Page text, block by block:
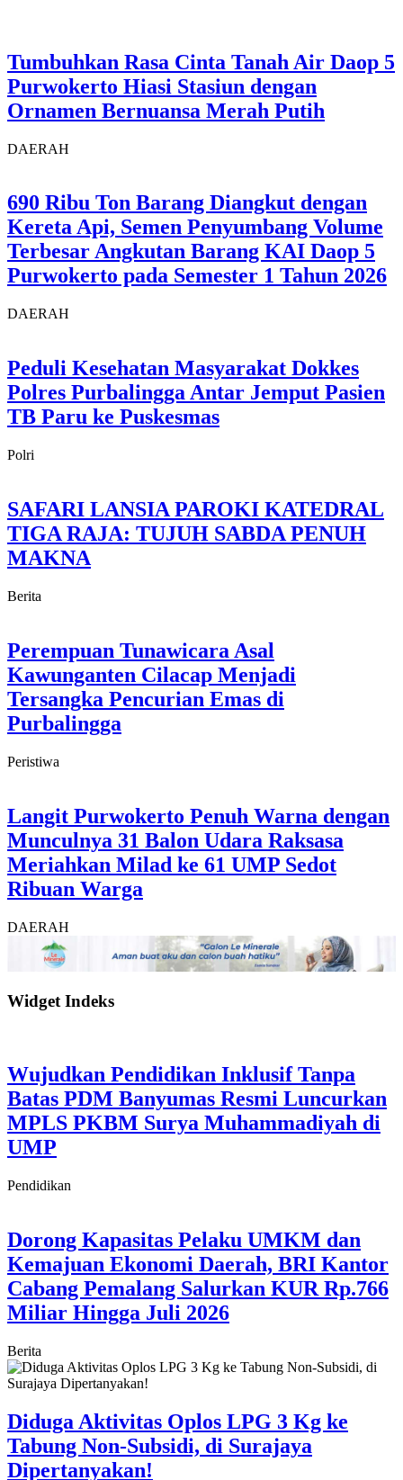
Tumbuhkan Rasa Cinta Tanah Air Daop 5
Purwokerto Hiasi Stasiun dengan
Ornamen Bernuansa Merah Putih
DAERAH
690 Ribu Ton Barang Diangkut dengan
Kereta Api, Semen Penyumbang Volume
Terbesar Angkutan Barang KAI Daop 5
Purwokerto pada Semester 1 Tahun 2026
DAERAH
Peduli Kesehatan Masyarakat Dokkes
Polres Purbalingga Antar Jemput Pasien
TB Paru ke Puskesmas
Polri
SAFARI LANSIA PAROKI KATEDRAL
TIGA RAJA: TUJUH SABDA PENUH
MAKNA
Berita
Perempuan Tunawicara Asal
Kawunganten Cilacap Menjadi
Tersangka Pencurian Emas di
Purbalingga
Peristiwa
Langit Purwokerto Penuh Warna dengan
Munculnya 31 Balon Udara Raksasa
Meriahkan Milad ke 61 UMP Sedot
Ribuan Warga
DAERAH
Widget Indeks
Wujudkan Pendidikan Inklusif Tanpa
Batas PDM Banyumas Resmi Luncurkan
MPLS PKBM Surya Muhammadiyah di
UMP
Pendidikan
Dorong Kapasitas Pelaku UMKM dan
Kemajuan Ekonomi Daerah, BRI Kantor
Cabang Pemalang Salurkan KUR Rp.766
Miliar Hingga Juli 2026
Berita
Diduga Aktivitas Oplos LPG 3 Kg ke
Tabung Non-Subsidi, di Surajaya
Dipertanyakan!